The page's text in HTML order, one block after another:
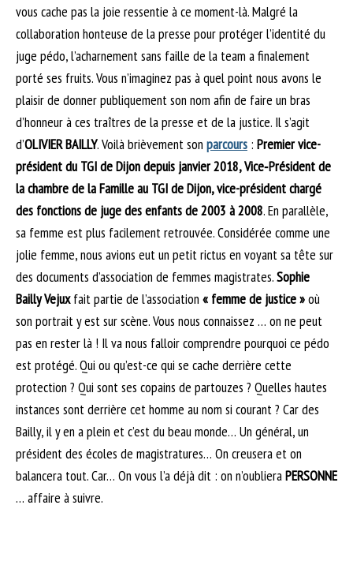
vous cache pas la joie ressentie à ce moment-là. Malgré la
collaboration honteuse de la presse pour protéger l’identité du
juge pédo, l’acharnement sans faille de la team a finalement
porté ses fruits. Vous n’imaginez pas à quel point nous avons le
plaisir de donner publiquement son nom afin de faire un bras
d’honneur à ces traîtres de la presse et de la justice. Il s’agit
d’OLIVIER BAILLY. Voilà brièvement son parcours : Premier vice-
président du TGI de Dijon depuis janvier 2018, Vice‐Président de
la chambre de la Famille au TGI de Dijon, vice-président chargé
des fonctions de juge des enfants de 2003 à 2008. En parallèle,
sa femme est plus facilement retrouvée. Considérée comme une
jolie femme, nous avions eut un petit rictus en voyant sa tête sur
des documents d’association de femmes magistrates.Sophie
Bailly Vejuxfait partie de l’association « femme de justice »où
son portrait y est sur scène. Vous nous connaissez … on ne peut
pas en rester là ! Il va nous falloir comprendre pourquoi ce pédo
est protégé. Qui ou qu’est-ce qui se cache derrière cette
protection ? Qui sont ses copains de partouzes ? Quelles hautes
instances sont derrière cet homme au nom si courant ? Car des
Bailly, il y en a plein et c’est du beau monde… Un général, un
président des écoles de magistratures… On creusera et on
balancera tout. Car… On vous l’a déjà dit : on n’oublieraPERSONNE
… affaire à suivre.